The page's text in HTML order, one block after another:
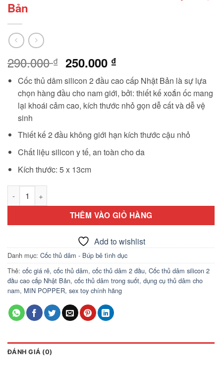
Bản
290.000₫ Giá
gốc
là:
290.000 ₫.
250.000 ₫
hiện
tại
là:
250.000 ₫.
Cốc thủ dâm silicon 2 đầu cao cấp Nhật Bản là sự lựa
chọn hàng đầu cho nam giới, bởi: thiết kế xoắn ốc mang
lại khoái cảm cao, kích thước nhỏ gọn dễ cất và dễ vệ
sinh
Thiết kế 2 đầu không giới hạn kích thước cậu nhỏ
Chất liệu silicon y tế, an toàn cho da
Kích thước: 5 x 13cm
THÊM VÀO GIỎ HÀNG
Add to wishlist
Danh mục: Cốc thủ dâm - Búp bê tình dục
Thẻ: cốc giá rẻ, cốc thủ dâm, cốc thủ dâm 2 đầu, Cốc thủ dâm silicon 2
đầu cao cấp Nhật Bản, cốc thủ dâm trong suốt, dụng cụ thủ dâm cho
nam, MIN POPPER, sex toy chính hãng
ĐÁNH GIÁ (0)